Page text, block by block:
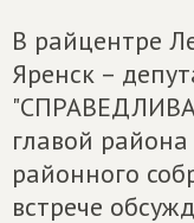
В райцентре
Яренск –
главой
районного
встрече